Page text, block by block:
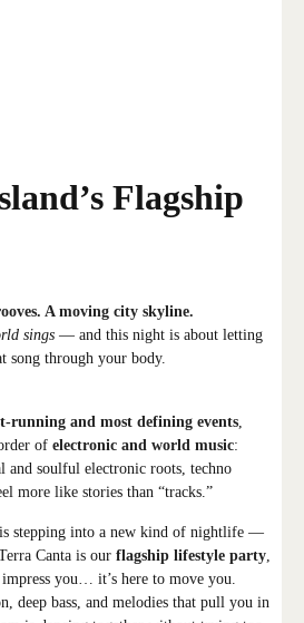
Flagship
A moving city skyline.
sings — and this night is about letting
song through your body.
running and most defining events,
of electronic and world music:
soulful electronic roots, techno
more like stories than “tracks.”
stepping into a new kind of nightlife —
Canta is our flagship lifestyle party,
you… it’s here to move you.
deep bass, and melodies that pull you in